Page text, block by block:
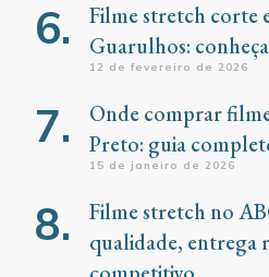
Filme stretch corte
Guarulhos:
12 de fevereiro de 2026
Onde comprar
Preto: guia
15 de janeiro de 2026
Filme stretch no
qualidade, entrega